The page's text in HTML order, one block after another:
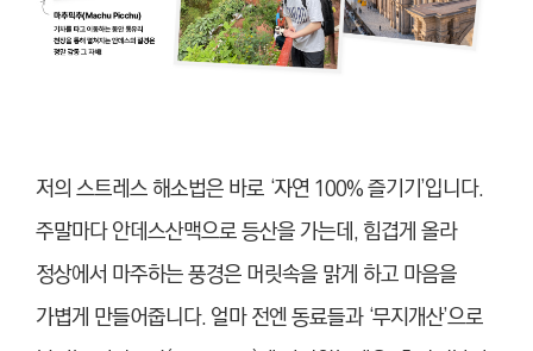
저의 스트레스 해소법은 바로 ‘자연 100% 즐기기’입니다.
주말마다 안데스산맥으로 등산을 가는데, 힘겹게 올라
정상에서 마주하는 풍경은 머릿속을 맑게 하고 마음을
가볍게 만들어줍니다. 얼마 전엔 동료들과 ‘무지개산’으로